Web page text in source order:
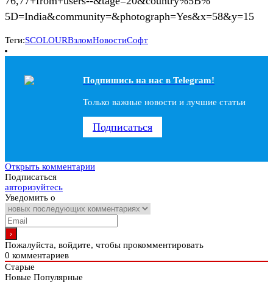
5D=India&community=&photograph=Yes&x=58&y=15
Теги:SCOLOURВзломНовостиСофт
Подпишись на наc в Telegram!
Только важные новости и лучшие статьи
Подписаться
Открыть комментарии
Подписаться
авторизуйтесь
Уведомить о
Пожалуйста, войдите, чтобы прокомментировать
0 комментариев
Старые
Новые Популярные